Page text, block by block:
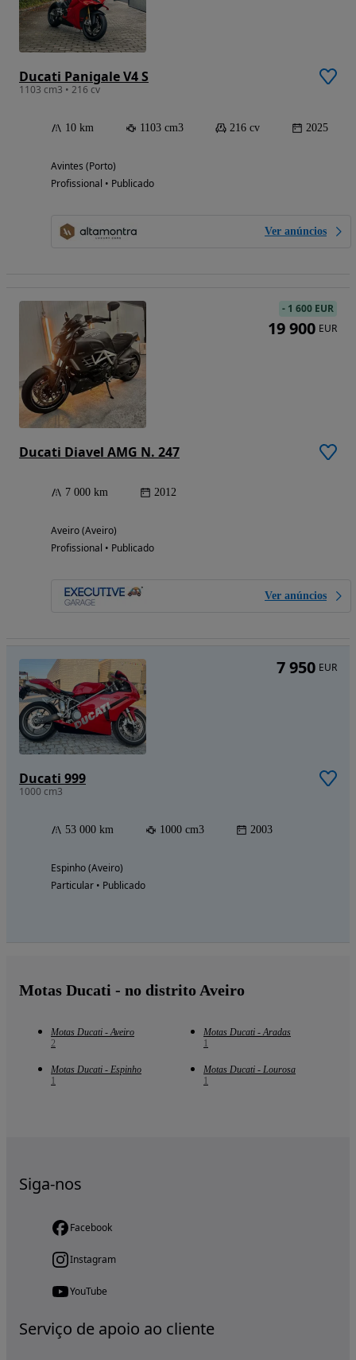
Ducati Panigale V4 S
1103 cm3 • 216 cv
10 km 1103 cm3 216 cv 2025
Avintes (Porto)
Profissional • Publicado
Ver anúncios
Ducati Diavel AMG N. 247
7 000 km 2012
Aveiro (Aveiro)
Profissional • Publicado
Ver anúncios
- 1 600 EUR
19 900 EUR
Ducati 999
1000 cm3
53 000 km 1000 cm3 2003
Espinho (Aveiro)
Particular • Publicado
7 950 EUR
Motas Ducati - no distrito Aveiro
Motas Ducati - Aveiro
2
Motas Ducati - Aradas
1
Motas Ducati - Espinho
1
Motas Ducati - Lourosa
1
Siga-nos
Facebook
Instagram
YouTube
Serviço de apoio ao cliente